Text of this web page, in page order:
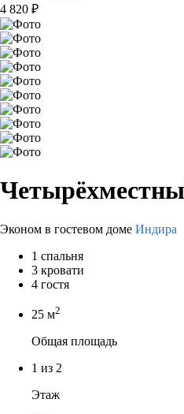
4 820 ₽
Эконом в гостевом доме Индира
1 спальня
3 кровати
4 гостя
25 м2
Общая площадь
1 из 2
Этаж